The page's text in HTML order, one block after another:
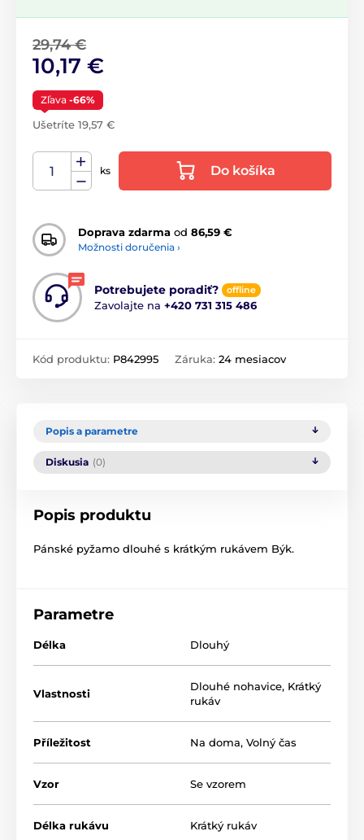
29,74 €
10,17 €
Zľava -66%
Ušetríte 19,57 €
ks Do košíka
Doprava zdarma od 86,59 €
Možnosti doručenia ›
Potrebujete poradiť? offline
Zavolajte na +420 731 315 486
Kód produktu: P842995 Záruka: 24 mesiacov
Popis a parametre
Diskusia (0)
Popis produktu
Pánské pyžamo dlouhé s krátkým rukávem Býk.
Parametre
Délka Dlouhý
Vlastnosti
Dlouhé nohavice, Krátký
rukáv
Příležitost Na doma, Volný čas
Vzor Se vzorem
Délka rukávu Krátký rukáv